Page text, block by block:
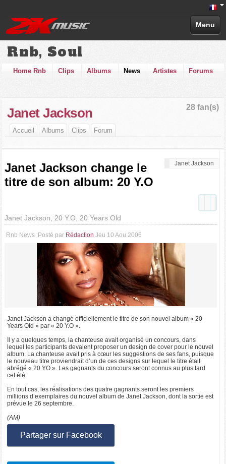
Menu
Rnb, Soul
Home Rnb Clips Albums News Artistes Forums
28 fan(s)
Janet Jackson
Accueil Albums Clips Forum
Janet Jackson
Janet Jackson change le
titre de son album: 20 Y.O
Janet Jackson, 20 Y.O, 20 Years Old
Rnb News Posté par Rédaction Jeu 10 Aou 2006
Janet Jackson a changé officiellement le titre de son nouvel album « 20
Years Old » par « 20 Y.O ».
Il y a quelques temps, la chanteuse avait organisé un concours, dans
lequel les participants devaient proposer un design de cover pour le nouvel
album. La chanteuse avait pris à cœur les suggestions de ses fans, puisque
le nouveau titre proviendrait d’un de ces designs sur lequel le titre était
abrégé « 20 YO ». Les gagnants du concours seront connus au plus tard
cet été.
En tout cas, les réalisations des quatre gagnants seront les premiers
millions d’exemplaires du nouvel album de Janet Jackson, dont la sortie est
prévue le 26 septembre.
(AM)
Partager sur Facebook